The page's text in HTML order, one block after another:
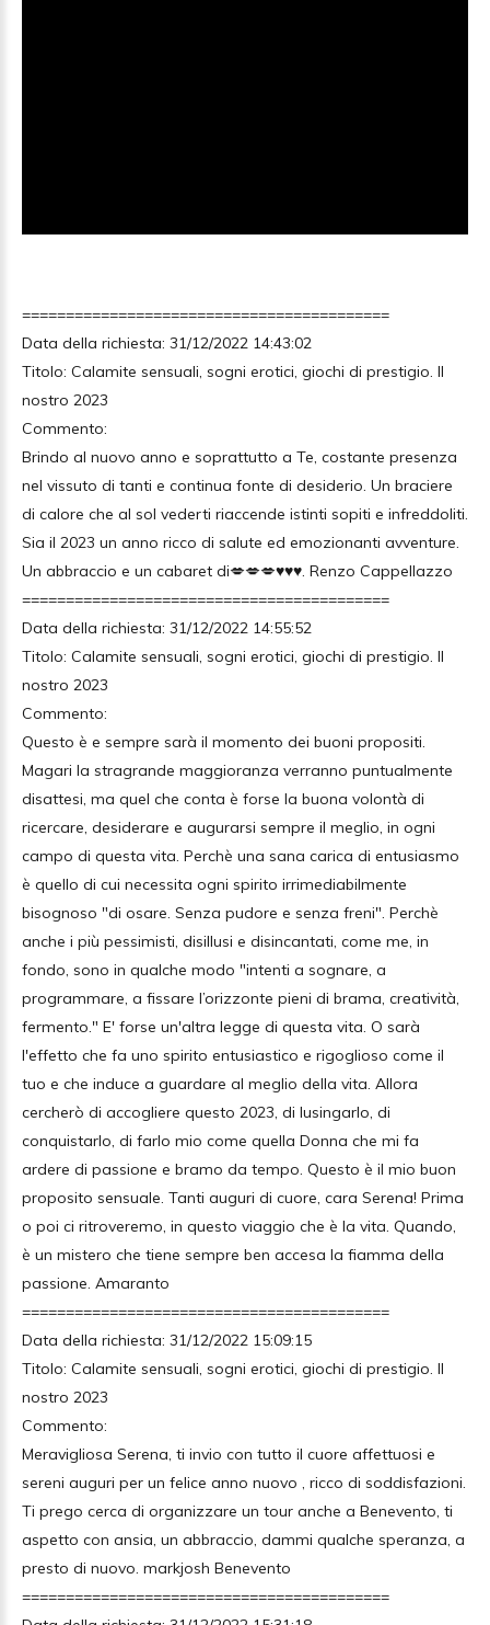
==========================================
Data della richiesta: 31/12/2022 14:43:02
Titolo: Calamite sensuali, sogni erotici, giochi di prestigio. Il
nostro 2023
Commento:
Brindo al nuovo anno e soprattutto a Te, costante presenza
nel vissuto di tanti e continua fonte di desiderio. Un braciere
di calore che al sol vederti riaccende istinti sopiti e infreddoliti.
Sia il 2023 un anno ricco di salute ed emozionanti avventure.
Un abbraccio e un cabaret di💋💋💋♥♥♥. Renzo Cappellazzo
==========================================
Data della richiesta: 31/12/2022 14:55:52
Titolo: Calamite sensuali, sogni erotici, giochi di prestigio. Il
nostro 2023
Commento:
Questo è e sempre sarà il momento dei buoni propositi.
Magari la stragrande maggioranza verranno puntualmente
disattesi, ma quel che conta è forse la buona volontà di
ricercare, desiderare e augurarsi sempre il meglio, in ogni
campo di questa vita. Perchè una sana carica di entusiasmo
è quello di cui necessita ogni spirito irrimediabilmente
bisognoso "di osare. Senza pudore e senza freni". Perchè
anche i più pessimisti, disillusi e disincantati, come me, in
fondo, sono in qualche modo "intenti a sognare, a
programmare, a fissare l’orizzonte pieni di brama, creatività,
fermento." E' forse un'altra legge di questa vita. O sarà
l'effetto che fa uno spirito entusiastico e rigoglioso come il
tuo e che induce a guardare al meglio della vita. Allora
cercherò di accogliere questo 2023, di lusingarlo, di
conquistarlo, di farlo mio come quella Donna che mi fa
ardere di passione e bramo da tempo. Questo è il mio buon
proposito sensuale. Tanti auguri di cuore, cara Serena! Prima
o poi ci ritroveremo, in questo viaggio che è la vita. Quando,
è un mistero che tiene sempre ben accesa la fiamma della
passione. Amaranto
==========================================
Data della richiesta: 31/12/2022 15:09:15
Titolo: Calamite sensuali, sogni erotici, giochi di prestigio. Il
nostro 2023
Commento:
Meravigliosa Serena, ti invio con tutto il cuore affettuosi e
sereni auguri per un felice anno nuovo , ricco di soddisfazioni.
Ti prego cerca di organizzare un tour anche a Benevento, ti
aspetto con ansia, un abbraccio, dammi qualche speranza, a
presto di nuovo. markjosh Benevento
==========================================